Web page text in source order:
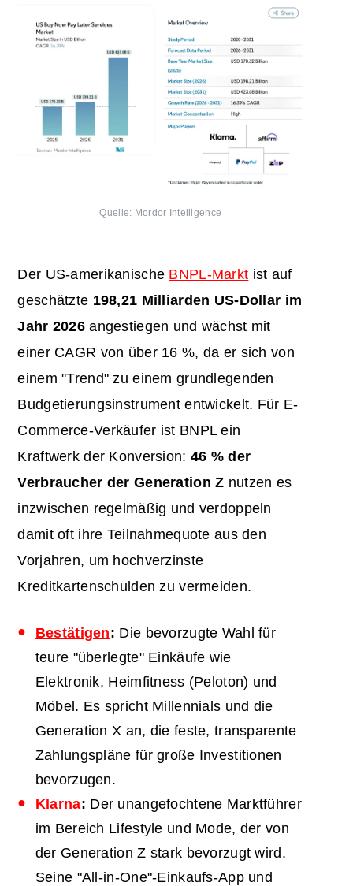
Quelle: Mordor Intelligence
Der US-amerikanische BNPL-Markt ist auf
geschätzte 198,21 Milliarden US-Dollar im
Jahr 2026 angestiegen und wächst mit
einer CAGR von über 16 %, da er sich von
einem "Trend" zu einem grundlegenden
Budgetierungsinstrument entwickelt. Für E-
Commerce-Verkäufer ist BNPL ein
Kraftwerk der Konversion: 46 % der
Verbraucher der Generation Z nutzen es
inzwischen regelmäßig und verdoppeln
damit oft ihre Teilnahmequote aus den
Vorjahren, um hochverzinste
Kreditkartenschulden zu vermeiden.
Bestätigen: Die bevorzugte Wahl für
teure "überlegte" Einkäufe wie
Elektronik, Heimfitness (Peloton) und
Möbel. Es spricht Millennials und die
Generation X an, die feste, transparente
Zahlungspläne für große Investitionen
bevorzugen.
Klarna: Der unangefochtene Marktführer
im Bereich Lifestyle und Mode, der von
der Generation Z stark bevorzugt wird.
Seine "All-in-One"-Einkaufs-App und